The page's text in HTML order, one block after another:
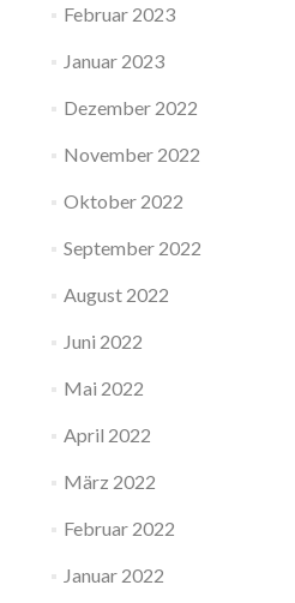
Februar 2023
Januar 2023
Dezember 2022
November 2022
Oktober 2022
September 2022
August 2022
Juni 2022
Mai 2022
April 2022
März 2022
Februar 2022
Januar 2022